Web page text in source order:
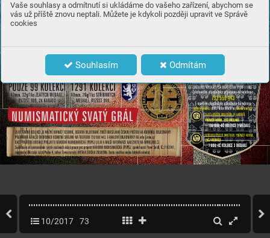
Vaše souhlasy a odmítnutí si ukládáme do vašeho zařízení, abychom se
vás už příště znovu neptali. Můžete je kdykoli později upravit ve Správě
cookies
Souhlasím Odmítám
10/2017 73